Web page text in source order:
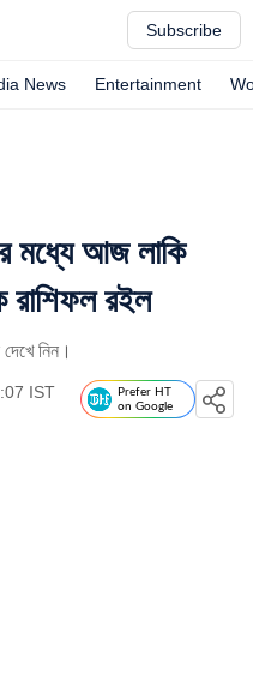
Subscribe
News Entertainment
মধ্যে আজ লাকি
রাশিফল রইল
নিন।
IST
Prefer HT
on Google